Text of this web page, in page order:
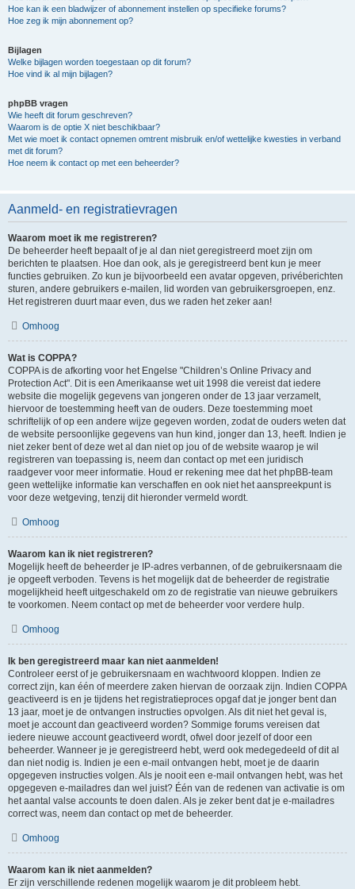
Hoe kan ik een bladwijzer of abonnement instellen op specifieke forums?
Hoe zeg ik mijn abonnement op?
Bijlagen
Welke bijlagen worden toegestaan op dit forum?
Hoe vind ik al mijn bijlagen?
phpBB vragen
Wie heeft dit forum geschreven?
Waarom is de optie X niet beschikbaar?
Met wie moet ik contact opnemen omtrent misbruik en/of wettelijke kwesties in verband
met dit forum?
Hoe neem ik contact op met een beheerder?
Aanmeld- en registratievragen
Waarom moet ik me registreren?
De beheerder heeft bepaalt of je al dan niet geregistreerd moet zijn om
berichten te plaatsen. Hoe dan ook, als je geregistreerd bent kun je meer
functies gebruiken. Zo kun je bijvoorbeeld een avatar opgeven, privéberichten
sturen, andere gebruikers e-mailen, lid worden van gebruikersgroepen, enz.
Het registreren duurt maar even, dus we raden het zeker aan!
Omhoog
Wat is COPPA?
COPPA is de afkorting voor het Engelse "Children’s Online Privacy and
Protection Act". Dit is een Amerikaanse wet uit 1998 die vereist dat iedere
website die mogelijk gegevens van jongeren onder de 13 jaar verzamelt,
hiervoor de toestemming heeft van de ouders. Deze toestemming moet
schriftelijk of op een andere wijze gegeven worden, zodat de ouders weten dat
de website persoonlijke gegevens van hun kind, jonger dan 13, heeft. Indien je
niet zeker bent of deze wet al dan niet op jou of de website waarop je wil
registreren van toepassing is, neem dan contact op met een juridisch
raadgever voor meer informatie. Houd er rekening mee dat het phpBB-team
geen wettelijke informatie kan verschaffen en ook niet het aanspreekpunt is
voor deze wetgeving, tenzij dit hieronder vermeld wordt.
Omhoog
Waarom kan ik niet registreren?
Mogelijk heeft de beheerder je IP-adres verbannen, of de gebruikersnaam die
je opgeeft verboden. Tevens is het mogelijk dat de beheerder de registratie
mogelijkheid heeft uitgeschakeld om zo de registratie van nieuwe gebruikers
te voorkomen. Neem contact op met de beheerder voor verdere hulp.
Omhoog
Ik ben geregistreerd maar kan niet aanmelden!
Controleer eerst of je gebruikersnaam en wachtwoord kloppen. Indien ze
correct zijn, kan één of meerdere zaken hiervan de oorzaak zijn. Indien COPPA
geactiveerd is en je tijdens het registratieproces opgaf dat je jonger bent dan
13 jaar, moet je de ontvangen instructies opvolgen. Als dit niet het geval is,
moet je account dan geactiveerd worden? Sommige forums vereisen dat
iedere nieuwe account geactiveerd wordt, ofwel door jezelf of door een
beheerder. Wanneer je je geregistreerd hebt, werd ook medegedeeld of dit al
dan niet nodig is. Indien je een e-mail ontvangen hebt, moet je de daarin
opgegeven instructies volgen. Als je nooit een e-mail ontvangen hebt, was het
opgegeven e-mailadres dan wel juist? Één van de redenen van activatie is om
het aantal valse accounts te doen dalen. Als je zeker bent dat je e-mailadres
correct was, neem dan contact op met de beheerder.
Omhoog
Waarom kan ik niet aanmelden?
Er zijn verschillende redenen mogelijk waarom je dit probleem hebt.